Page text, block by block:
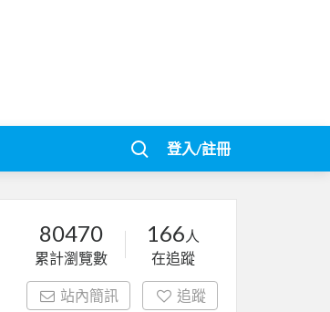
登入/註冊
80470
累計瀏覽數
166 人
在追蹤
站內簡訊 追蹤